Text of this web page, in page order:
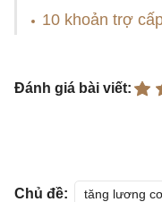
10 khoản trợ
Đánh giá bài viết:
Chủ đề: tăng lương